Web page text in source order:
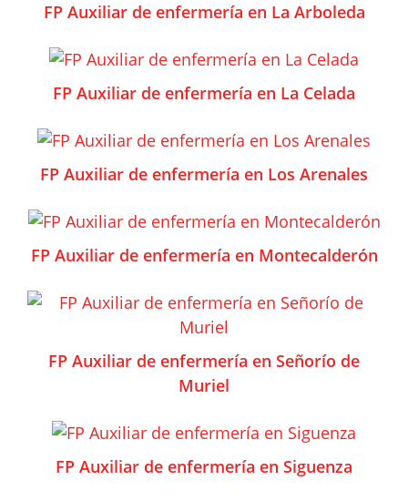
FP Auxiliar de enfermería en La Arboleda
FP Auxiliar de enfermería en La Celada
FP Auxiliar de enfermería en Los Arenales
FP Auxiliar de enfermería en Montecalderón
FP Auxiliar de enfermería en Señorío de
Muriel
FP Auxiliar de enfermería en Siguenza